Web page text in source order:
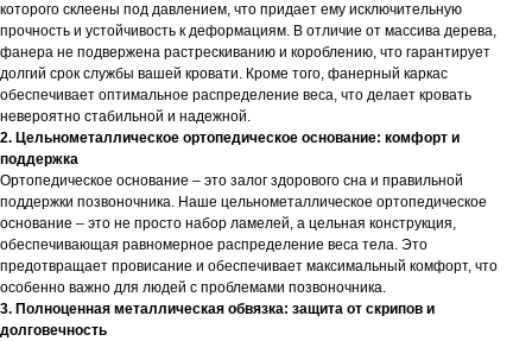
которого склеены под давлением, что придает ему исключительную
прочность и устойчивость к деформациям. В отличие от массива дерева,
фанера не подвержена растрескиванию и короблению, что гарантирует
долгий срок службы вашей кровати. Кроме того, фанерный каркас
обеспечивает оптимальное распределение веса, что делает кровать
невероятно стабильной и надежной.
2. Цельнометаллическое ортопедическое основание: комфорт и
поддержка
Ортопедическое основание – это залог здорового сна и правильной
поддержки позвоночника. Наше цельнометаллическое ортопедическое
основание – это не просто набор ламелей, а цельная конструкция,
обеспечивающая равномерное распределение веса тела. Это
предотвращает провисание и обеспечивает максимальный комфорт, что
особенно важно для людей с проблемами позвоночника.
3. Полноценная металлическая обвязка: защита от скрипов и
долговечность